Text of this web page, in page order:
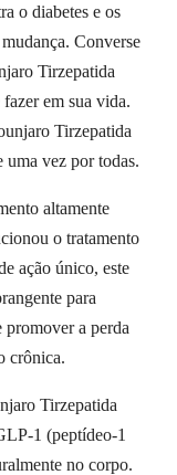
o diabetes e os
Converse
Tirzepatida
em sua vida.
Tirzepatida
uma vez por todas.
altamente
o tratamento
ação único, este
para
promover a perda
crônica.
Tirzepatida
1 (peptídeo-1
no corpo.